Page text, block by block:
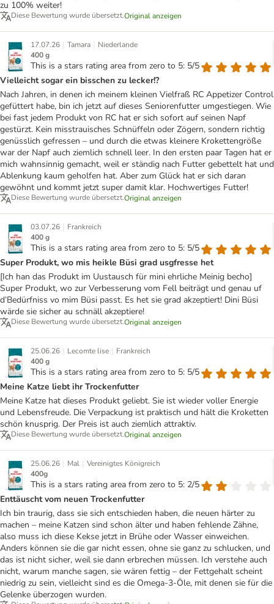
zu 100% weiter!
Diese Bewertung wurde übersetzt.Original anzeigen
17.07.26 | Tamara | Niederlande
400 g
This is a stars rating area from zero to 5: 5/5
Vielleicht sogar ein bisschen zu lecker!?
Nach Jahren, in denen ich meinem kleinen Vielfraß RC Appetizer Control
gefüttert habe, bin ich jetzt auf dieses Seniorenfutter umgestiegen. Wie
bei fast jedem Produkt von RC hat er sich sofort auf seinen Napf
gestürzt. Kein misstrauisches Schnüffeln oder Zögern, sondern richtig
genüsslich gefressen – und durch die etwas kleinere Krokettengröße
war der Napf auch ziemlich schnell leer. In den ersten paar Tagen hat er
mich wahnsinnig gemacht, weil er ständig nach Futter gebettelt hat und
Ablenkung kaum geholfen hat. Aber zum Glück hat er sich daran
gewöhnt und kommt jetzt super damit klar. Hochwertiges Futter!
Diese Bewertung wurde übersetzt.Original anzeigen
03.07.26 | Frankreich
400 g
This is a stars rating area from zero to 5: 5/5
Super Produkt, wo mis heikle Büsi grad usgfresse het
[Ich han das Produkt im Uustausch für mini ehrliche Meinig becho]
Super Produkt, wo zur Verbesserung vom Fell beiträgt und genau uf
d’Bedürfniss vo mim Büsi passt. Es het sie grad akzeptiert! Dini Büsi
wärde sie sicher au schnäll akzeptiere!
Diese Bewertung wurde übersetzt.Original anzeigen
25.06.26 | Lecomte lise | Frankreich
400 g
This is a stars rating area from zero to 5: 5/5
Meine Katze liebt ihr Trockenfutter
Meine Katze hat dieses Produkt geliebt. Sie ist wieder voller Energie
und Lebensfreude. Die Verpackung ist praktisch und hält die Kroketten
schön knusprig. Der Preis ist auch ziemlich attraktiv.
Diese Bewertung wurde übersetzt.Original anzeigen
25.06.26 | Mal | Vereinigtes Königreich
400g
This is a stars rating area from zero to 5: 2/5
Enttäuscht vom neuen Trockenfutter
Ich bin traurig, dass sie sich entschieden haben, die neuen härter zu
machen – meine Katzen sind schon älter und haben fehlende Zähne,
also muss ich diese Kekse jetzt in Brühe oder Wasser einweichen.
Anders können sie die gar nicht essen, ohne sie ganz zu schlucken, und
das ist nicht sicher, weil sie dann erbrechen müssen. Ich verstehe auch
nicht, warum manche sagen, sie wären fettig – der Fettgehalt scheint
niedrig zu sein, vielleicht sind es die Omega-3-Öle, mit denen sie für die
Gelenke überzogen wurden.